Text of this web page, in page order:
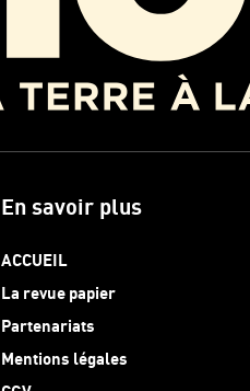
En savoir plus
ACCUEIL
La revue papier
Partenariats
Mentions légales